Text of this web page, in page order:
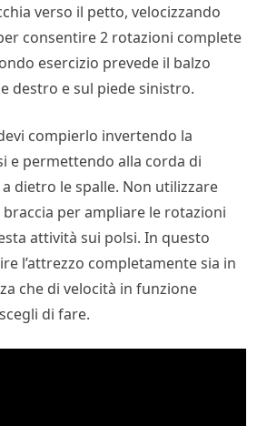
verso il petto, velocizzando
consentire 2 rotazioni complete
esercizio prevede il balzo
destro e sul piede sinistro.
compierlo invertendo la
e permettendo alla corda di
dietro le spalle. Non utilizzare
braccia per ampliare le rotazioni
attività sui polsi. In questo
l’attrezzo completamente sia in
che di velocità in funzione
di fare.